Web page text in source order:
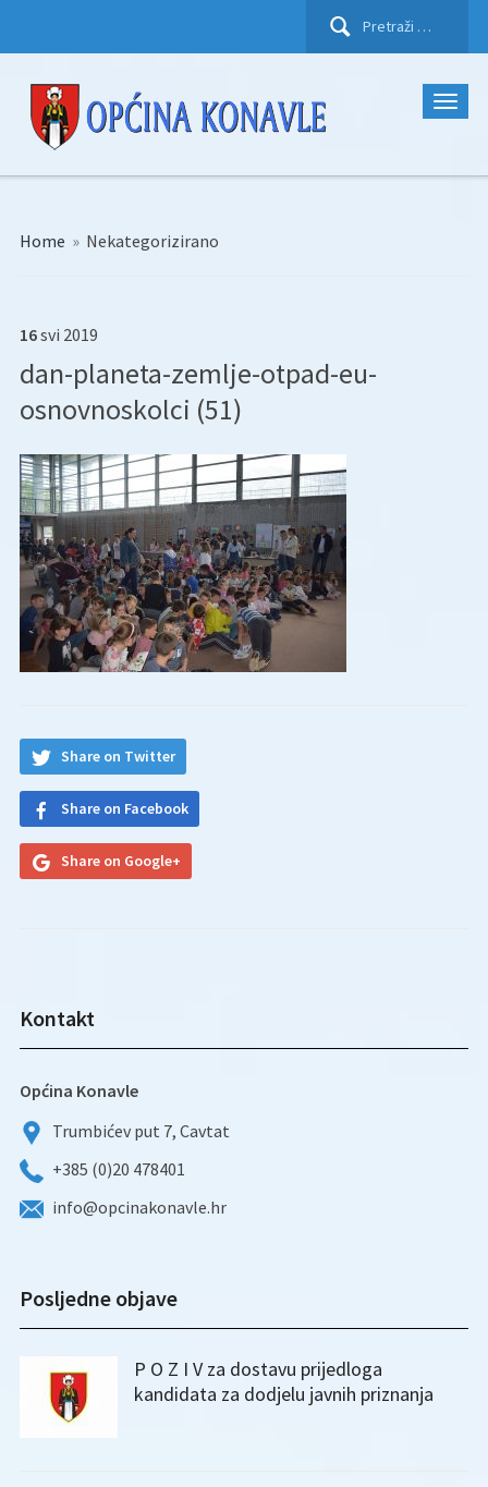
Pretraži:
Home » Nekategorizirano
16svi 2019
dan-planeta-zemlje-otpad-eu-
osnovnoskolci (51)
Share on Twitter
Share on Facebook
Share on Google+
Kontakt
Općina Konavle
Trumbićev put 7, Cavtat
+385 (0)20 478401
info@opcinakonavle.hr
Posljedne objave
P O Z I V za dostavu prijedloga
kandidata za dodjelu javnih priznanja